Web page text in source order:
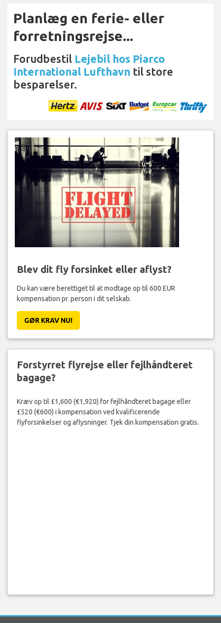
Planlæg en ferie- eller
forretningsrejse...
Forudbestil Lejebil hos Piarco
International Lufthavn til store
besparelser.
Blev dit fly forsinket eller aflyst?
Du kan være berettiget til at modtage op til 600 EUR
kompensation pr. person i dit selskab.
GØR KRAV NU!
Forstyrret flyrejse eller fejlhåndteret
bagage?
Kræv op til £1,600 (€1,920) for fejlhåndteret bagage eller
£520 (€600) i kompensation ved kvalificerende
flyforsinkelser og aflysninger. Tjek din kompensation gratis.